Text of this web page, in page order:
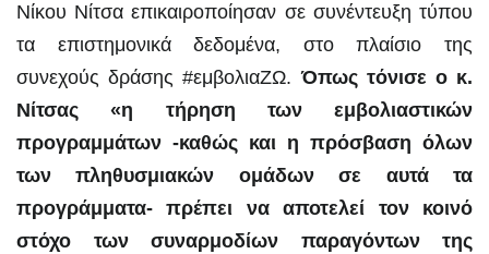
Νίκου Νίτσα επικαιροποίησαν σε συνέντευξη τύπου
τα επιστημονικά δεδομένα, στο πλαίσιο της
συνεχούς δράσης #εμβολιαΖΩ.Όπως τόνισε ο κ.
Νίτσας «η τήρηση των εμβολιαστικών
προγραμμάτων -καθώς και η πρόσβαση όλων
των πληθυσμιακών ομάδων σε αυτά τα
προγράμματα- πρέπει να αποτελεί τον κοινό
στόχο των συναρμοδίων παραγόντων της